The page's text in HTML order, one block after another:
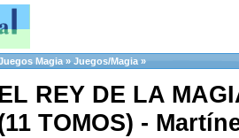
Magia » Juegos/Magia »
REY DE LA
TOMOS) -